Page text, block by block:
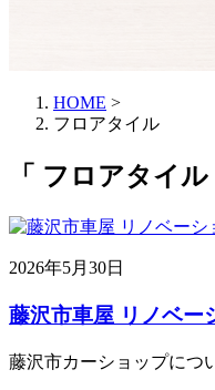
HOME >
フロアタイル
「 フロアタイ
2026年5月30日
藤沢市車屋 リノベー
藤沢市カーショップにつ